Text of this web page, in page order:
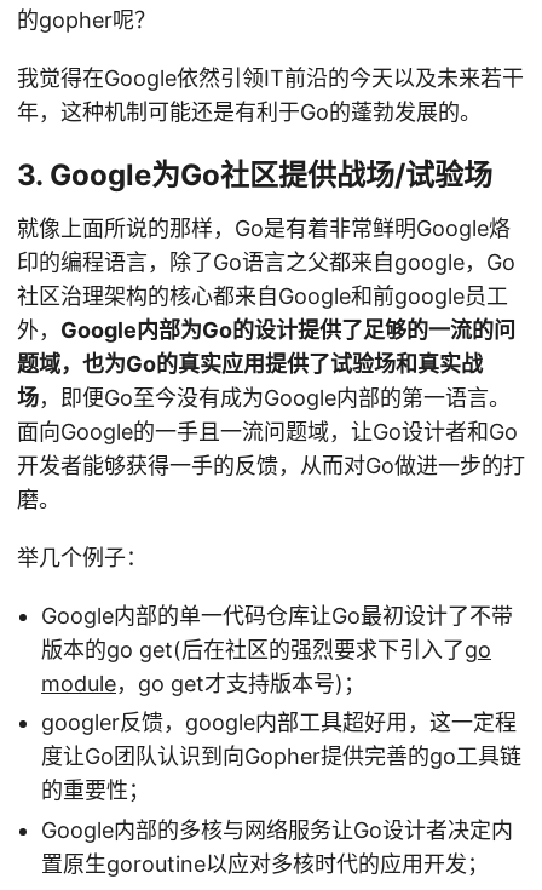
的gopher呢？
我觉得在Google依然引领IT前沿的今天以及未来若干
年，这种机制可能还是有利于Go的蓬勃发展的。
3. Google为Go社区提供战场/试验场
就像上面所说的那样，Go是有着非常鲜明Google烙
印的编程语言，除了Go语言之父都来自google，Go
社区治理架构的核心都来自Google和前google员工
外， Google内部为Go的设计提供了足够的一流的问
题域，也为Go的真实应用提供了试验场和真实战
场，即便Go至今没有成为Google内部的第一语言。
面向Google的一手且一流问题域，让Go设计者和Go
开发者能够获得一手的反馈，从而对Go做进一步的打
磨。
举几个例子：
Google内部的单一代码仓库让Go最初设计了不带
版本的go get(后在社区的强烈要求下引入了go
module，go get才支持版本号)；
googler反馈，google内部工具超好用，这一定程
度让Go团队认识到向Gopher提供完善的go工具链
的重要性；
Google内部的多核与网络服务让Go设计者决定内
置原生goroutine以应对多核时代的应用开发；